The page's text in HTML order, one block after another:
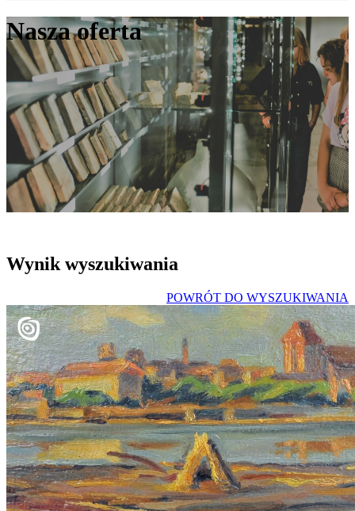
Nasza oferta
Wynik wyszukiwania
POWRÓT DO WYSZUKIWANIA